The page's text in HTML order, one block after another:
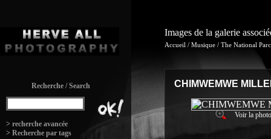
Recherche / Search
> recherche avancée
> Recherche par tags
Images de la galerie
Accueil / Musique / The National
CHIMWEMWE
Voir la